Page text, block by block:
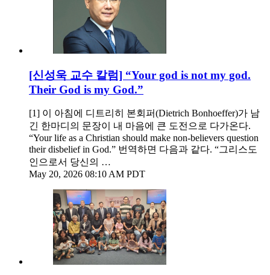
[신성욱 교수 칼럼] “Your god is not my god.
Their God is my God.”
[1] 이 아침에 디트리히 본회퍼(Dietrich Bonhoeffer)가 남
긴 한마디의 문장이 내 마음에 큰 도전으로 다가온다.
“Your life as a Christian should make non-believers question
their disbelief in God.” 번역하면 다음과 같다. “그리스도
인으로서 당신의 …
May 20, 2026 08:10 AM PDT